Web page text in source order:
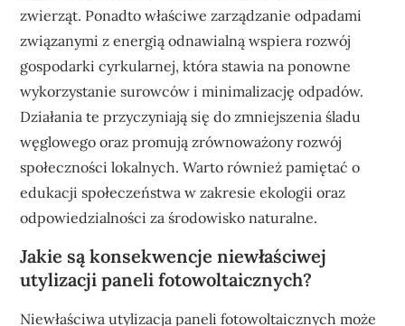
zwierząt. Ponadto właściwe zarządzanie odpadami
związanymi z energią odnawialną wspiera rozwój
gospodarki cyrkularnej, która stawia na ponowne
wykorzystanie surowców i minimalizację odpadów.
Działania te przyczyniają się do zmniejszenia śladu
węglowego oraz promują zrównoważony rozwój
społeczności lokalnych. Warto również pamiętać o
edukacji społeczeństwa w zakresie ekologii oraz
odpowiedzialności za środowisko naturalne.
Jakie są konsekwencje niewłaściwej
utylizacji paneli fotowoltaicznych?
Niewłaściwa utylizacja paneli fotowoltaicznych może